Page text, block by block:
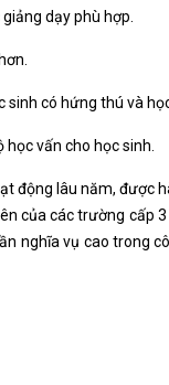
dạy phù hợp.
có hứng thú và
vấn cho học sinh.
động lâu năm, được
của các trường cấp
nghĩa vụ cao trong